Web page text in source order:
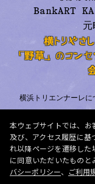
本ウェブサイトでは、
及び、アクセス履歴に
れ以降ページを遷移した
に同意いただいたものと
バシーポリシー、 ご利用
BankART
元
横トリやさ
「野草」のコンセ
横浜トリエンナーレに
© 2026 Organizing